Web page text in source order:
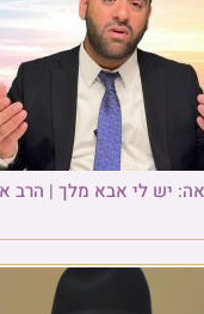
יש לי אבא מלך | הרב